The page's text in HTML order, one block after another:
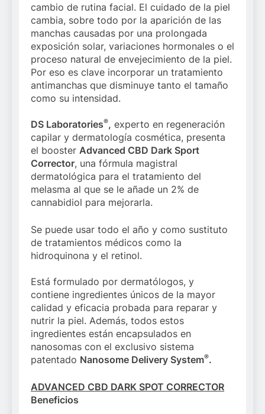
cambio de rutina facial. El cuidado de la piel
cambia, sobre todo por la aparición de las
manchas causadas por una prolongada
exposición solar, variaciones hormonales o el
proceso natural de envejecimiento de la piel.
Por eso es clave incorporar un tratamiento
antimanchas que disminuye tanto el tamaño
como su intensidad.
DS Laboratories®, experto en regeneración
capilar y dermatología cosmética, presenta
el booster Advanced CBD Dark Sport
Corrector, una fórmula magistral
dermatológica para el tratamiento del
melasma al que se le añade un 2% de
cannabidiol para mejorarla.
Se puede usar todo el año y como sustituto
de tratamientos médicos como la
hidroquinona y el retinol.
Está formulado por dermatólogos, y
contiene ingredientes únicos de la mayor
calidad y eficacia probada para reparar y
nutrir la piel. Además, todos estos
ingredientes están encapsulados en
nanosomas con el exclusivo sistema
patentado Nanosome Delivery System®.
ADVANCED CBD DARK SPOT CORRECTOR
Beneficios